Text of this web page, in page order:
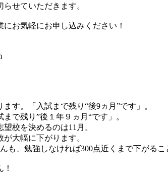
せていただきます。
お気軽にお申し込みください！
す。「入試まで残り“後9ヵ月”です」。
で残り”後１年９ヵ月“です」。
校を決めるのは11月。
大幅に下がります。
も、勉強しなければ300点近くまで下がるこ